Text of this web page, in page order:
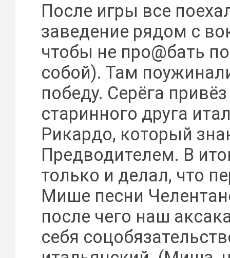
После игры все
заведение рядом с
чтобы не про@бать
собой). Там
победу. Серёга
старинного друга
Рикардо, который
Предводителем. В
только и делал, что
Мише песни
после чего наш
себя